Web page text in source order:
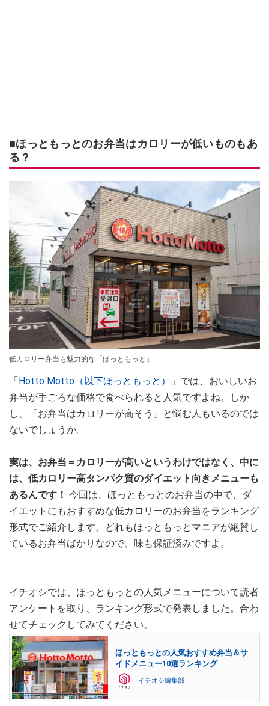
■ほっともっとのお弁当はカロリーが低いものもあ
る？
低カロリー弁当も魅力的な「ほっともっと」
「Hotto Motto（以下ほっともっと）
」では、おいしいお
弁当が手ごろな価格で食べられると人気ですよね。しか
し、「お弁当はカロリーが高そう」と悩む人もいるのでは
ないでしょうか。
実は、お弁当＝カロリーが高いというわけではなく、中に
は、低カロリー高タンパク質のダイエット向きメニューも
あるんです！ 今回は、ほっともっとのお弁当の中で、ダ
イエットにもおすすめな低カロリーのお弁当をランキング
形式でご紹介します。どれもほっともっとマニアが絶賛し
ているお弁当ばかりなので、味も保証済みですよ。
イチオシでは、ほっともっとの人気メニューについて読者
アンケートを取り、ランキング形式で発表しました。合わ
せてチェックしてみてください。
ほっともっとの人気おすすめ弁当＆サ
イドメニュー10選ランキング
イチオシ編集部